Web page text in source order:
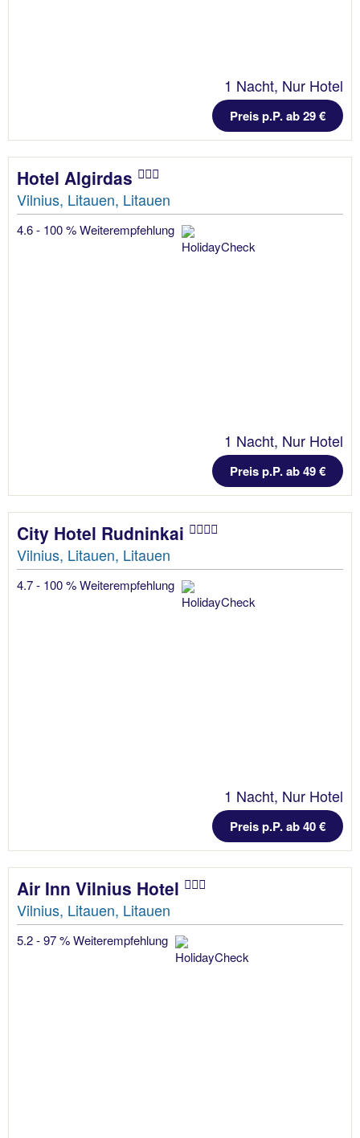
1 Nacht, Nur Hotel
Preis p.P. ab 29 €
Hotel Algirdas
Vilnius, Litauen, Litauen
4.6 - 100 % Weiterempfehlung
1 Nacht, Nur Hotel
Preis p.P. ab 49 €
City Hotel Rudninkai
Vilnius, Litauen, Litauen
4.7 - 100 % Weiterempfehlung
1 Nacht, Nur Hotel
Preis p.P. ab 40 €
Air Inn Vilnius Hotel
Vilnius, Litauen, Litauen
5.2 - 97 % Weiterempfehlung